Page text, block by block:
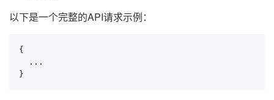
以下是一个完整的API请求示例：
{
  ...
}